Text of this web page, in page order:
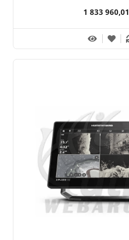
1 833